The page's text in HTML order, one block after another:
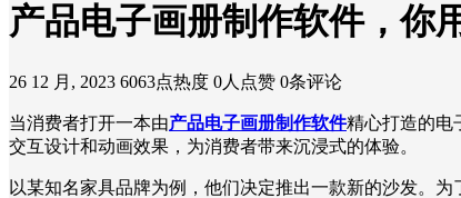
产品电子画册制作软件，你
26 12 月, 2023 6063点热度 0人点赞 0条评论
当消费者打开一本由产品电子画册制作软件精心打造的电
交互设计和动画效果，为消费者带来沉浸式的体验。
以某知名家具品牌为例，他们决定推出一款新的沙发。